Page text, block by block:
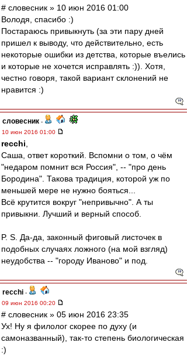
# словесник » 10 июн 2016 01:00
Володя, спасибо :)
Постараюсь привыкнуть (за эти пару дней
пришел к выводу, что действительно, есть
некоторые ошибки из детства, которые въелись
и которые не хочется исправлять :)). Хотя,
честно говоря, такой вариант склонений не
нравится :)
словесник -
10 июн 2016 01:00
recchi
Саша, ответ короткий. Вспомни о том, о чём
"недаром помнит вся Россия", -- "про день
Бородина". Такова традиция, которой уж по
меньшей мере не нужно бояться...
Всё крутится вокруг "непривычно". А ты
привыкни. Лучший и верный способ.
P. S. Да-да, законный фиговый листочек в
подобных случаях ложного (на мой взгляд)
неудобства -- "городу Иваново" и под.
recchi -
09 июн 2016 00:20
# словесник » 05 июн 2016 23:35
Ух! Ну я филолог скорее по духу (и
самоназванный), так-то степень биологическая
:)